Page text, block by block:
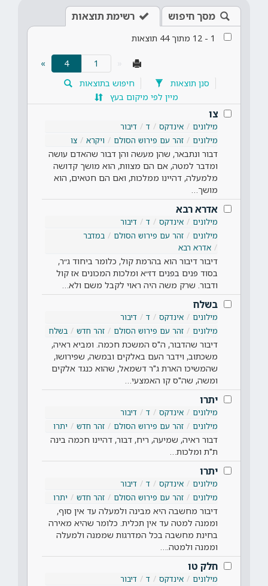
מסך חיפוש רשימת תוצאות
1
-
12 מתוך44 תוצאות
4
»
סנן תוצאות
חיפוש בתוצאות
מיין לפי מיקום בעץ
צו
מילונים אינדקס ד
דיבור
מילונים
זהר עם פירוש הסולם ויקרא צו
דבור ונתבאר, שהן מעשה והן דבור שהאדם עושה
ומדבר למטה, אם הם מצוות, הוא מושך קדושה
מלמעלה, דהיינו ממלכות, ואם הם חטאים, הוא
מושך…
אדרא רבא
מילונים אינדקס ד
דיבור
מילונים
זהר עם פירוש הסולם
במדבר
אדרא רבא
דיבור דיבור הוא בהרמת קול, כלומר ביחוד ג״ר,
בסוד פנים בפנים דז״א ומלכות המכונים אז קול
ודבור. שרק משה היה ראוי לקבל משם ולא…
בשלח
מילונים אינדקס ד
דיבור
מילונים
זהר עם פירוש הסולם זהר חדש בשלח
דיבור שהדבור, ה"ס המשכת חכמה. ומביא ראיה,
משכתוב, וידבר העם באלקים ובמשה, שפירושו,
שהמשיכו הארת ג"ר דשמאל, שהוא כנגד אלקים
ומשה, שה"ס קו האמצעי…
יתרו
מילונים אינדקס ד
דיבור
מילונים
זהר עם פירוש הסולם זהר חדש יתרו
דבור ראיה, שמיעה, ריח, דבור, דהיינו חכמה בינה
ת"ת ומלכות…
יתרו
מילונים אינדקס ד
דיבור
מילונים
זהר עם פירוש הסולם זהר חדש יתרו
דיבור מחשבה היא מבינה ולמעלה עד אין סוף,
וממנה למטה עד אין תכלית. כלומר שהיא מאירה
בחינת מחשבה בכל המדרגות שממנה ולמעלה
וממנה ולמטה.…
חלק טו
מילונים אינדקס ד
דיבור